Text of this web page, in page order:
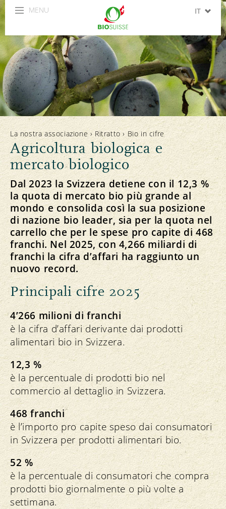
MENU IT
FR
EN
ES
La nostra associazione› Ritratto › Bio in cifre
Agricoltura biologica e
mercato biologico
Dal 2023 la Svizzera detiene con il 12,3 %
la quota di mercato bio più grande al
mondo e consolida così la sua posizione
di nazione bio leader, sia per la quota nel
carrello che per le spese pro capite di 468
franchi. Nel 2025, con 4,266 miliardi di
franchi la cifra d’affari ha raggiunto un
nuovo record.
Principali cifre 2025
4’266 milioni di franchi
è la cifra d’affari derivante dai prodotti
alimentari bio in Svizzera.
12,3 %
è la percentuale di prodotti bio nel
commercio al dettaglio in Svizzera.
468 franchi
è l’importo pro capite speso dai consumatori
in Svizzera per prodotti alimentari bio.
52 %
è la percentuale di consumatori che compra
prodotti bio giornalmente o più volte a
settimana.